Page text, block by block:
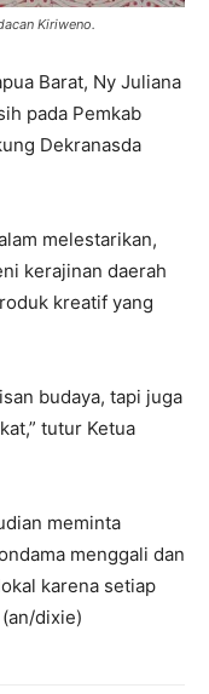
Kiriweno.
Barat, Ny Juliana
pada Pemkab
Dekranasda
melestarikan,
kerajinan daerah
kreatif yang
budaya, tapi juga
tutur Ketua
meminta
menggali dan
karena setiap
dixie)